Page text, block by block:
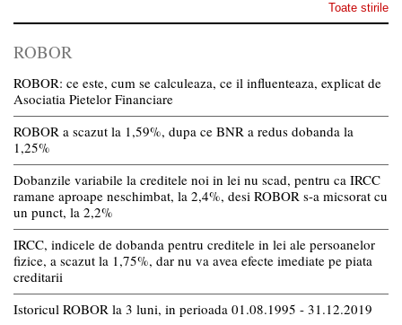
Toate stirile
ROBOR
ROBOR: ce este, cum se calculeaza, ce il influenteaza, explicat de
Asociatia Pietelor Financiare
ROBOR a scazut la 1,59%, dupa ce BNR a redus dobanda la
1,25%
Dobanzile variabile la creditele noi in lei nu scad, pentru ca IRCC
ramane aproape neschimbat, la 2,4%, desi ROBOR s-a micsorat cu
un punct, la 2,2%
IRCC, indicele de dobanda pentru creditele in lei ale persoanelor
fizice, a scazut la 1,75%, dar nu va avea efecte imediate pe piata
creditarii
Istoricul ROBOR la 3 luni, in perioada 01.08.1995 - 31.12.2019